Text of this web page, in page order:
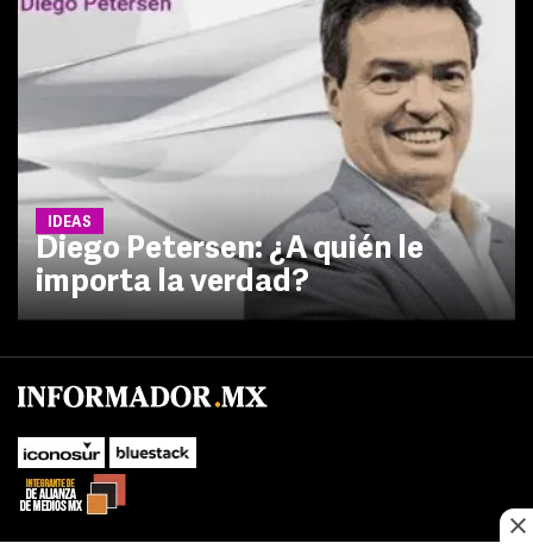
IDEAS
Diego Petersen: ¿A quién le
importa la verdad?